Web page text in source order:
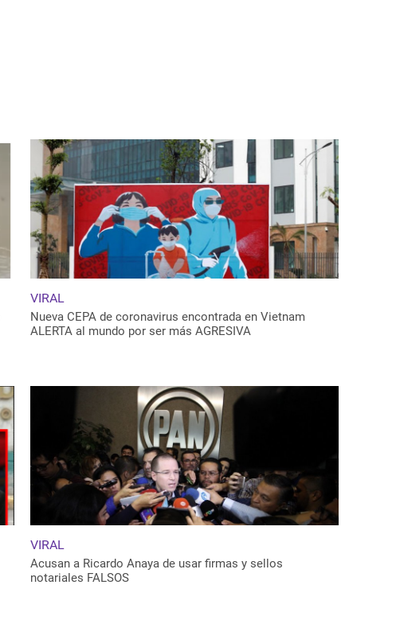
VIRAL
Nueva CEPA de coronavirus encontrada en Vietnam
ALERTA al mundo por ser más AGRESIVA
VIRAL
Acusan a Ricardo Anaya de usar firmas y sellos
notariales FALSOS